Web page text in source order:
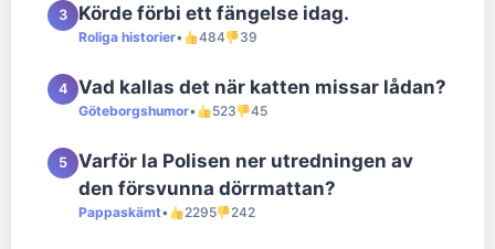
3 Körde förbi ett fängelse idag.
Roliga historier• 484 39
4 Vad kallas det när katten missar lådan?
Göteborgshumor• 523 45
5
Varför la Polisen ner utredningen av
den försvunna dörrmattan?
Pappaskämt• 2295 242